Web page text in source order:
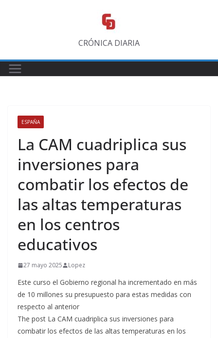
CRÓNICA DIARIA
ESPAÑA
La CAM cuadriplica sus
inversiones para
combatir los efectos de
las altas temperaturas
en los centros
educativos
27 mayo 2025 Lopez
Este curso el Gobierno regional ha incrementado en más
de 10 millones su presupuesto para estas medidas con
respecto al anterior
The post La CAM cuadriplica sus inversiones para
combatir los efectos de las altas temperaturas en los